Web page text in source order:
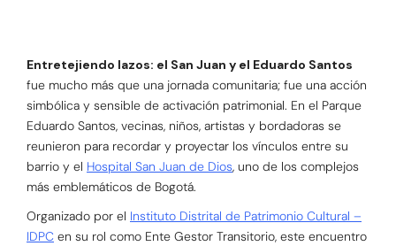
Entretejiendo lazos: el San Juan y el Eduardo Santos
fue mucho más que una jornada comunitaria; fue una acción
simbólica y sensible de activación patrimonial. En el Parque
Eduardo Santos, vecinas, niños, artistas y bordadoras se
reunieron para recordar y proyectar los vínculos entre su
barrio y el Hospital San Juan de Dios, uno de los complejos
más emblemáticos de Bogotá.
Organizado por el Instituto Distrital de Patrimonio Cultural –
IDPC en su rol como Ente Gestor Transitorio, este encuentro